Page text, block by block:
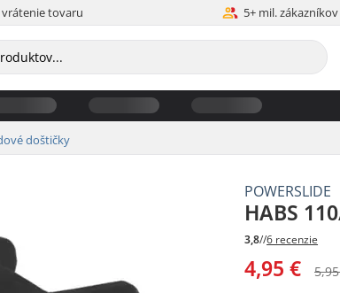
vrátenie tovaru 5+ mil. zákazníkov
doštičky
POWERSLIDE
HABS
3,8//6 recenzie
4,95 €